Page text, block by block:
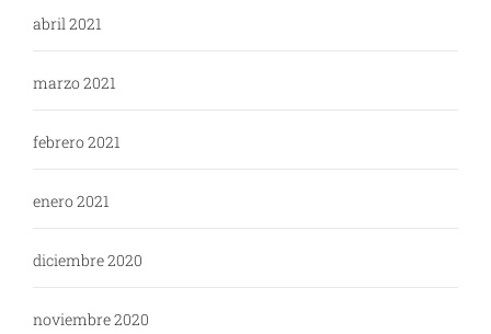
abril 2021
marzo 2021
febrero 2021
enero 2021
diciembre 2020
noviembre 2020